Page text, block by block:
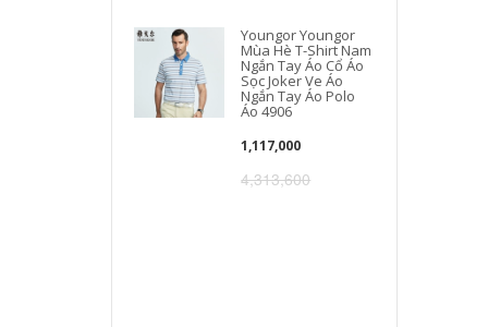
Youngor Youngor
Mùa Hè T-Shirt Nam
Ngắn Tay Áo Cổ Áo
Sọc Joker Ve Áo
Ngắn Tay Áo Polo
Áo 4906
1,117,000
4,313,600